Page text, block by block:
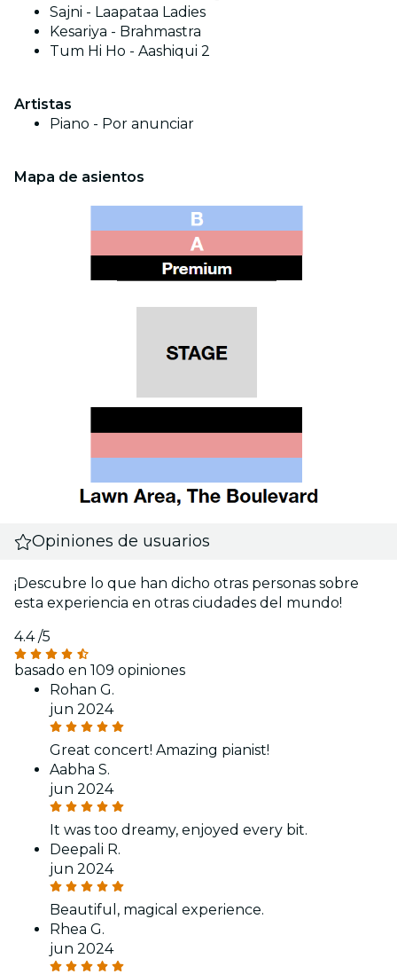
Sajni - Laapataa Ladies
Kesariya - Brahmastra
Tum Hi Ho - Aashiqui 2
Artistas
Piano - Por anunciar
Mapa de asientos
Opiniones de usuarios
¡Descubre lo que han dicho otras personas sobre
esta experiencia en otras ciudades del mundo!
4.4/5
basado en 109 opiniones
Rohan G.
jun 2024
Great concert! Amazing pianist!
Aabha S.
jun 2024
It was too dreamy, enjoyed every bit.
Deepali R.
jun 2024
Beautiful, magical experience.
Rhea G.
jun 2024